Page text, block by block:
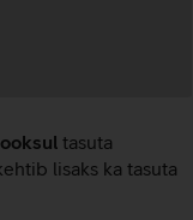
tasuta
lisaks ka tasuta